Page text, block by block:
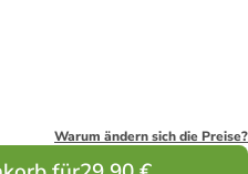
Warum ändern sich die Preise?